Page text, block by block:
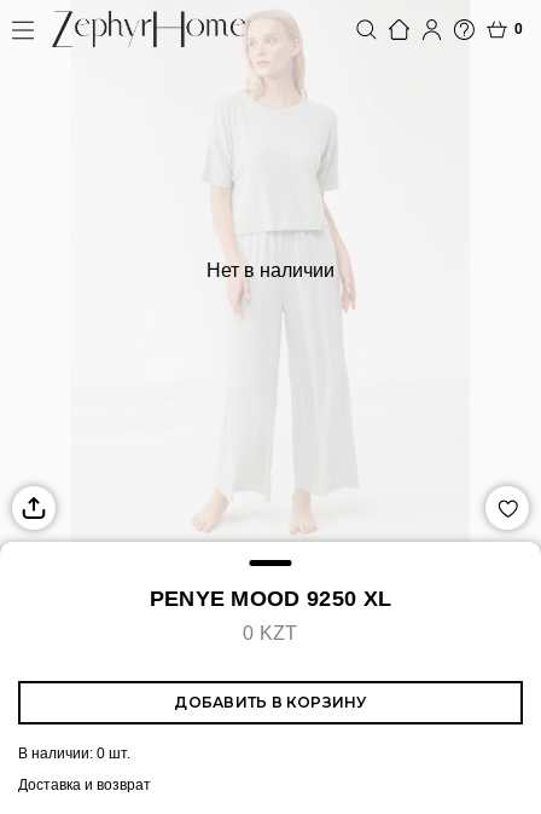
0
Нет в наличии
PENYE MOOD 9250 XL
0 KZT
ДОБАВИТЬ В КОРЗИНУ
В наличии: 0 шт.
Доставка и возврат